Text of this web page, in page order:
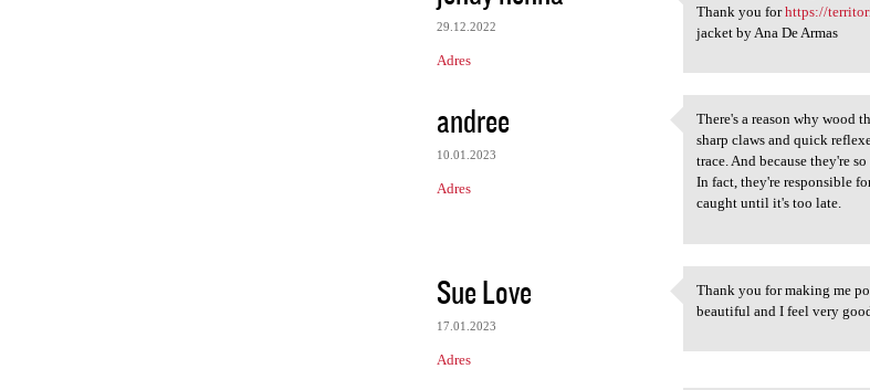
29.12.2022
Adres
I follow this weblog.
Thank you forhttps://
jacket by Ana De Armas
andree
10.01.2023
Adres
There's a reason why
There's a reason why wood
sharp claws and quick
trace. And because they're
In fact, they're responsible
caught until it's too late.
Sue Love
17.01.2023
Adres
Thank you for making
Thank you for making me
beautiful and I feel very